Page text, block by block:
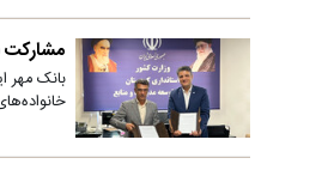
مشارکت